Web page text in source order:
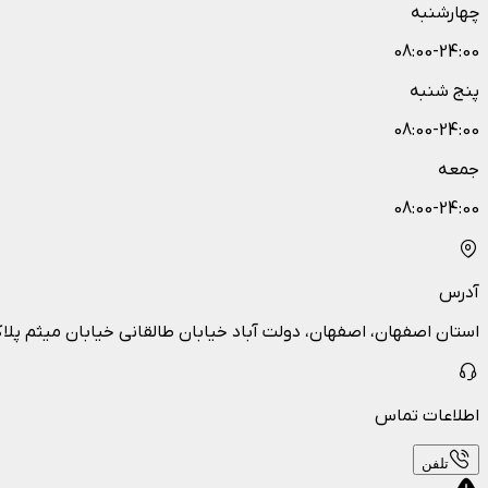
چهارشنبه
08:00-24:00
پنج شنبه
08:00-24:00
جمعه
08:00-24:00
آدرس
استان اصفهان، اصفهان، دولت آباد خیابان طالقانی خیابان میثم پلاک
اطلاعات تماس
تلفن